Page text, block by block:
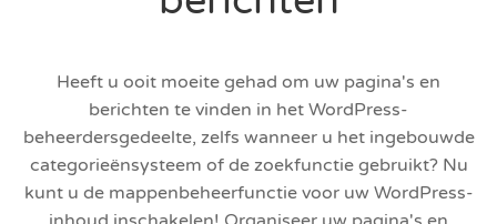
Heeft u ooit moeite gehad om uw pagina's en
berichten te vinden in het WordPress-
beheerdersgedeelte, zelfs wanneer u het ingebouwde
categorieënsysteem of de zoekfunctie gebruikt? Nu
kunt u de mappenbeheerfunctie voor uw WordPress-